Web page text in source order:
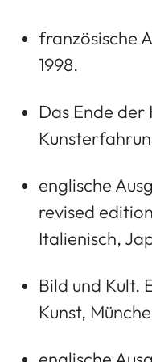
französische
1998.
Das Ende
englische
revised
Italienisch,
Bild und Kult.
Kunst,